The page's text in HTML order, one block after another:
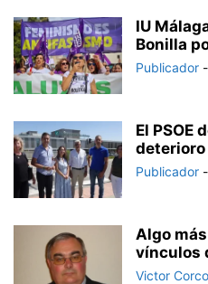
IU
Bonilla
Publicador -
El PSOE
deterioro
Publicador -
Algo
vínculos
Victor